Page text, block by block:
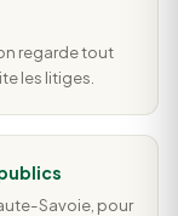
regarde tout
les litiges.
Savoie, pour